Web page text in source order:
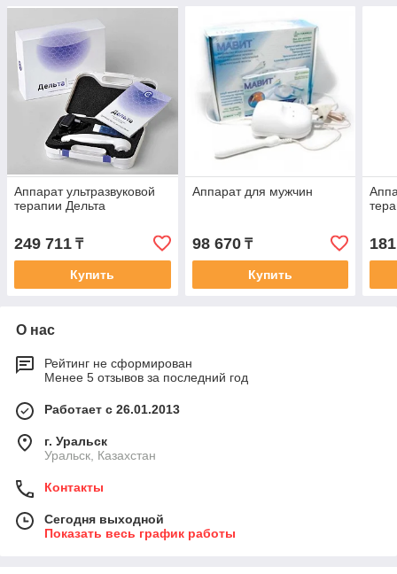
Аппарат ультразвуковой
терапии Дельта
249 711 ₸
Купить
Аппарат для мужчин
98 670₸
Купить
О нас
Рейтинг не сформирован
Менее 5 отзывов за последний год
Работает с 26.01.2013
г. Уральск
Уральск, Казахстан
Контакты
Сегодня выходной
Показать весь график работы